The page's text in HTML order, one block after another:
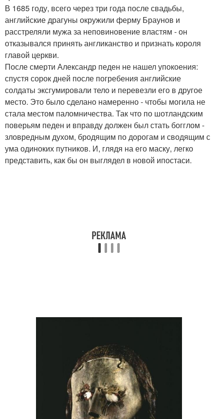
В 1685 году, всего через три года после свадьбы,
английские драгуны окружили ферму Браунов и
расстреляли мужа за неповиновение властям - он
отказывался принять англиканство и признать короля
главой церкви.
После смерти Александр педен не нашел упокоения:
спустя сорок дней после погребения английские
солдаты эксгумировали тело и перевезли его в другое
место. Это было сделано намеренно - чтобы могила не
стала местом паломничества. Так что по шотландским
поверьям педен и вправду должен был стать богглом -
зловредным духом, бродящим по дорогам и сводящим с
ума одиноких путников. И, глядя на его маску, легко
представить, как бы он выглядел в новой ипостаси.